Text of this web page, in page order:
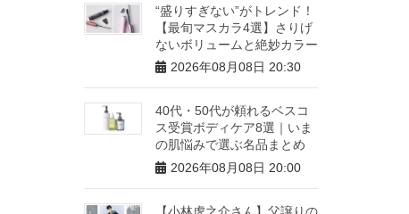
“盛りすぎない”がトレンド！
【最旬マスカラ4選】さりげ
ないボリュームと絶妙カラー
2026年08月08日 20:30
40代・50代が頼れるベスコ
ス受賞ボディケア8選｜いま
の肌悩みで選ぶ名品まとめ
2026年08月08日 20:00